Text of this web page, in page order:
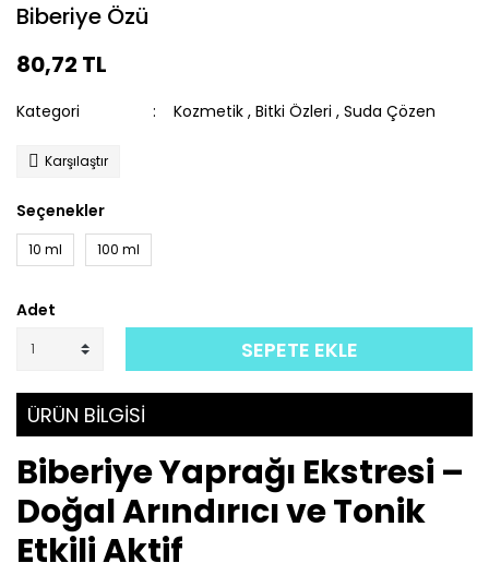
Biberiye Özü
80,72 TL
Kategori Kozmetik ,Bitki Özleri ,Suda Çözen
Karşılaştır
Seçenekler
10 ml 100 ml
Adet
SEPETE EKLE
ÜRÜN BİLGİSİ
Biberiye Yaprağı Ekstresi –
Doğal Arındırıcı ve Tonik
Etkili Aktif